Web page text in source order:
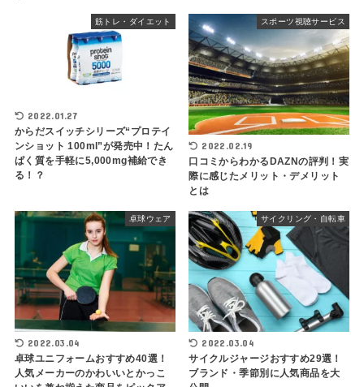
筋トレ・ダイエット
2022.01.27
からだスイッチシリーズ“プロテイ
ンショット 100ml”が発売中！たん
ぱく質を手軽に5,000mg補給でき
る！？
スポーツ視聴サービス
2022.02.19
口コミからわかるDAZNの評判！実
際に感じたメリット・デメリット
とは
卓球ウェア
2022.03.04
卓球ユニフォームおすすめ40選！
人気メーカーのかわいいとかっこ
サイクリング・自転車
2022.03.04
サイクルジャージおすすめ29選！
ブランド・季節別に人気商品を大